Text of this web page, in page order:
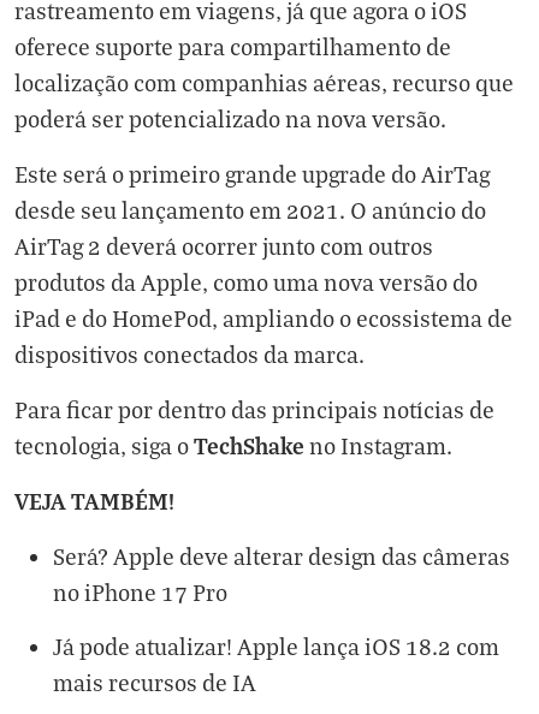
rastreamento em viagens, já que agora o iOS
oferece suporte para compartilhamento de
localização com companhias aéreas, recurso que
poderá ser potencializado na nova versão.
Este será o primeiro grande upgrade do AirTag
desde seu lançamento em 2021. O anúncio do
AirTag 2 deverá ocorrer junto com outros
produtos da Apple, como uma nova versão do
iPad e do HomePod, ampliando o ecossistema de
dispositivos conectados da marca.
Para ficar por dentro das principais notícias de
tecnologia, siga oTechShake no Instagram.
VEJA TAMBÉM!
Será? Apple deve alterar design das câmeras
no iPhone 17 Pro
Já pode atualizar! Apple lança iOS 18.2 com
mais recursos de IA